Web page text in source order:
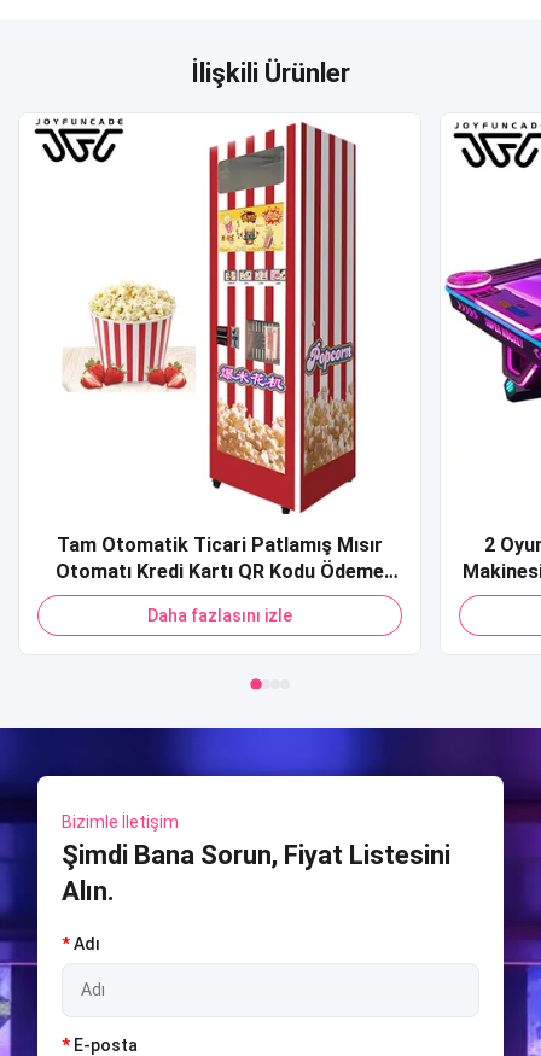
İlişkili Ürünler
Tam Otomatik Ticari Patlamış Mısır
Otomatı Kredi Kartı QR Kodu Ödeme
Alışveriş Merkezi için Patlamış Mısır
Otomatı
Daha fazlasını izle
2
Bizimle İletişim
Şimdi Bana Sorun, Fiyat Listesini
Alın.
*Adı
* E-posta